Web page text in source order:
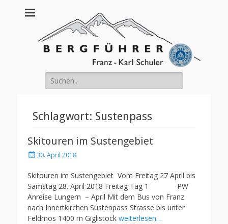
Franz Schuler
Suche
nach:
Schlagwort: Sustenpass
Skitouren im Sustengebiet
Posted30. April 2018
Skitouren im Sustengebiet Vom Freitag 27 April bis
Samstag 28. April 2018 Freitag Tag 1 PW
Anreise Lungern – April Mit dem Bus von Franz
nach Innertkirchen Sustenpass Strasse bis unter
Feldmos 1400 m Giglistock weiterlesen…